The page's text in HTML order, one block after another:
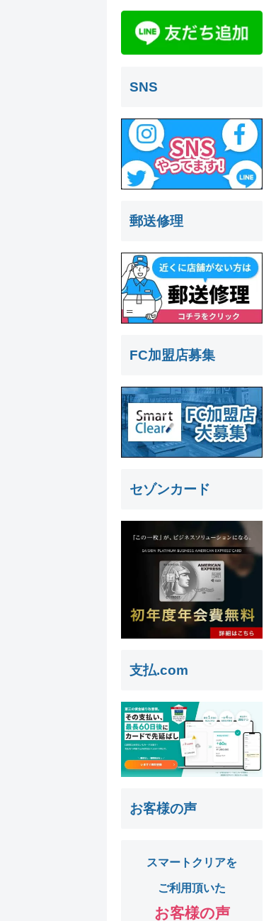
SNS
郵送修理
FC加盟店募集
セゾンカード
支払.com
お客様の声
スマートクリアを
ご利用頂いた
お客様の声